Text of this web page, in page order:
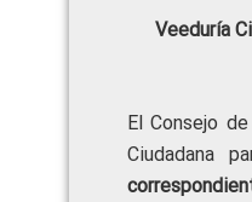
Veeduría
El Consejo
Ciudadana